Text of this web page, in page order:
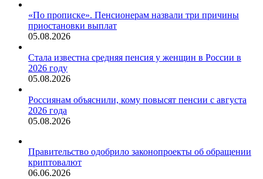
«По прописке». Пенсионерам назвали три причины
приостановки выплат
05.08.2026
Стала известна средняя пенсия у женщин в России в
2026 году
05.08.2026
Россиянам объяснили, кому повысят пенсии с августа
2026 года
05.08.2026
Правительство одобрило законопроекты об обращении
криптовалют
06.06.2026